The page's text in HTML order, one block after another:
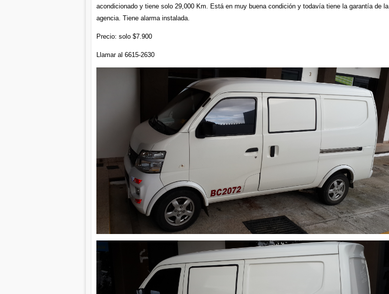
acondicionado y tiene solo 29,000 Km. Está en muy buena condición y todavía tiene la garantía de la
agencia. Tiene alarma instalada.
Precio: solo $7.900
Llamar al 6615-2630